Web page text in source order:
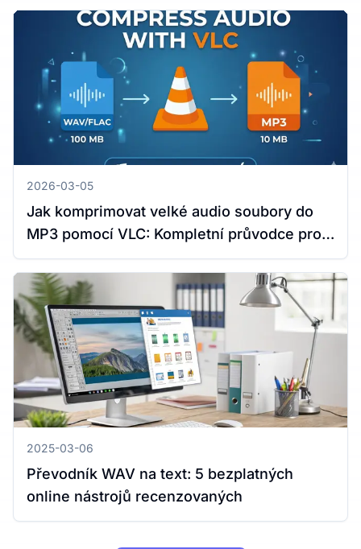
2026-03-05
Jak komprimovat velké audio soubory do
MP3 pomocí VLC: Kompletní průvodce pro
Windows a Mac
2025-03-06
Převodník WAV na text: 5 bezplatných
online nástrojů recenzovaných